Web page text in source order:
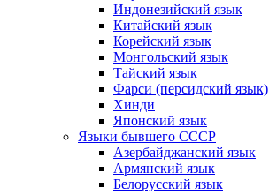
Индонезийский язык
Китайский язык
Корейский язык
Монгольский язык
Тайский язык
Фарси (персидский язык)
Хинди
Японский язык
Языки бывшего СССР
Азербайджанский язык
Армянский язык
Белорусский язык